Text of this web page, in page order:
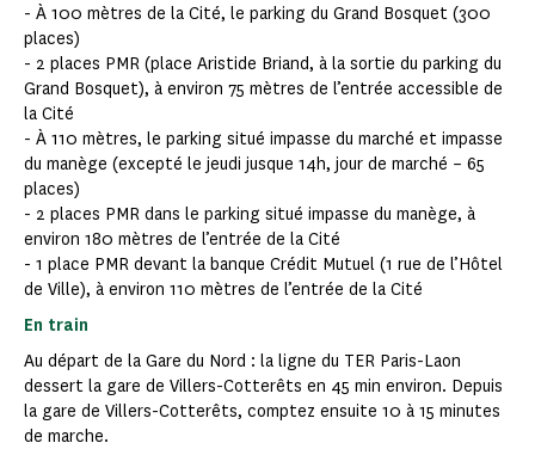
- À 100 mètres de la Cité, le parking du Grand Bosquet (300
places)
- 2 places PMR (place Aristide Briand, à la sortie du parking du
Grand Bosquet), à environ 75 mètres de l’entrée accessible de
la Cité
- À 110 mètres, le parking situé impasse du marché et impasse
du manège (excepté le jeudi jusque 14h, jour de marché – 65
places)
- 2 places PMR dans le parking situé impasse du manège, à
environ 180 mètres de l’entrée de la Cité
- 1 place PMR devant la banque Crédit Mutuel (1 rue de l’Hôtel
de Ville), à environ 110 mètres de l’entrée de la Cité
En train
Au départ de la Gare du Nord : la ligne du TER Paris-Laon
dessert la gare de Villers-Cotterêts en 45 min environ. Depuis
la gare de Villers-Cotterêts, comptez ensuite 10 à 15 minutes
de marche.